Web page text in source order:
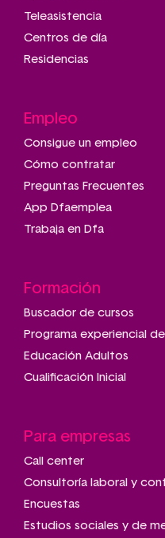
Teleasistencia
Centros de día
Residencias
Empleo
Consigue un empleo
Cómo contratar
Preguntas Frecuentes
App Dfaemplea
Trabaja en Dfa
Formación
Buscador de cursos
Programa experiencial
Educación Adultos
Cualificación Inicial
Para empresas
Call center
Consultoría laboral y
Encuestas
Estudios sociales y de